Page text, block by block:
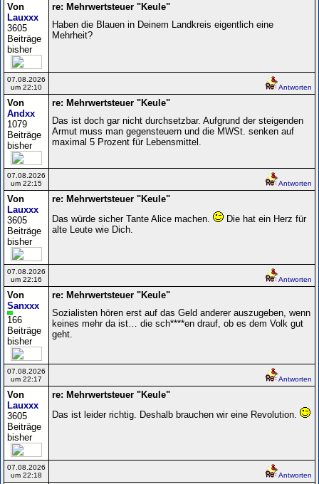
Von
Lauxxx
3605
Beiträge
bisher
re: Mehrwertsteuer "Keule"
Haben die Blauen in Deinem Landkreis eigentlich eine
Mehrheit?
07.08.2026
um 22:10
Antworten
Von
Andxx
1079
Beiträge
bisher
re: Mehrwertsteuer "Keule"
Das ist doch gar nicht durchsetzbar. Aufgrund der steigenden
Armut muss man gegensteuern und die MWSt. senken auf
maximal 5 Prozent für Lebensmittel.
07.08.2026
um 22:15
Antworten
Von
Lauxxx
3605
Beiträge
bisher
re: Mehrwertsteuer "Keule"
Das würde sicher Tante Alice machen.
Die hat ein Herz für
alte Leute wie Dich.
07.08.2026
um 22:16
Antworten
Von
Sanxxx
166
Beiträge
bisher
re: Mehrwertsteuer "Keule"
Sozialisten hören erst auf das Geld anderer auszugeben, wenn
keines mehr da ist… die sch****en drauf, ob es dem Volk gut
geht.
07.08.2026
um 22:17
Antworten
Von
Lauxxx
3605
Beiträge
bisher
re: Mehrwertsteuer "Keule"
Das ist leider richtig. Deshalb brauchen wir eine Revolution.
07.08.2026
um 22:18
Antworten